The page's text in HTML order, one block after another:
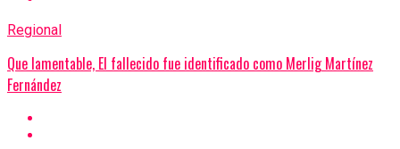
Regional
Que lamentable, El fallecido fue identificado como Merlig Martínez
Fernández